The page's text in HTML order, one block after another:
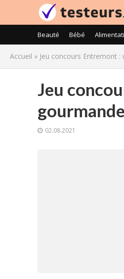
Beauté Bébé
Accueil » Jeu concours Entremont
Jeu
02.08.2021